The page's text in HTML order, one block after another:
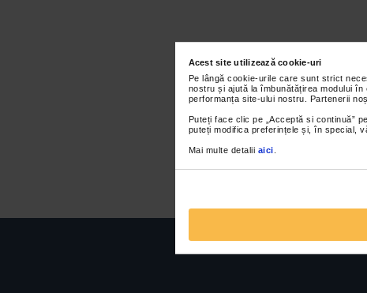
Acest site utilizează cookie-uri
Pe lângă cookie-urile care sunt strict
nostru și ajută la îmbunătățirea modului
performanța site-ului nostru. Partenerii
Puteți face clic pe „Acceptă si continuă”
puteți modifica preferințele și, în special,
Mai multe detalii aici